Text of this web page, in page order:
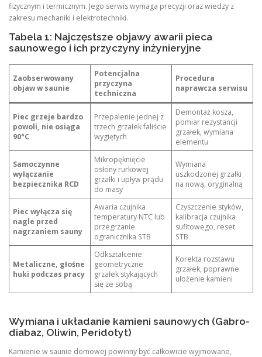
fizycznym i termicznym. Jego serwis wymaga precyzji oraz wiedzy z
zakresu mechaniki i elektrotechniki.
Tabela 1: Najczęstsze objawy awarii pieca
saunowego i ich przyczyny inżynieryjne
Zaobserwowany
objaw w saunie
Potencjalna
przyczyna
techniczna
Procedura
naprawcza serwisu
Piec grzeje bardzo
powoli, nie osiąga
90°C
Przepalenie jednej z
trzech grzałek faliście
wygiętych
Demontaż kosza,
pomiar rezystancji
grzałek, wymiana
elementu
Samoczynne
wyłączanie
bezpiecznika RCD
Mikropęknięcie
osłony rurkowej
grzałki i upływ prądu
do masy
Wymiana
uszkodzonej grzałki
na nową, oryginalną
Piec wyłącza się
nagle przed
nagrzaniem sauny
Awaria czujnika
temperatury NTC lub
przegrzanie
ogranicznika STB
Czyszczenie styków,
kalibracja czujnika
sufitowego, reset
STB
Metaliczne, głośne
huki podczas pracy
Odkształcenie
geometryczne
grzałek stykających
się ze sobą
Korekta rozstawu
grzałek, poprawne
ułożenie kamieni
Wymiana i układanie kamieni saunowych (Gabro-
diabaz, Oliwin, Peridotyt)
Kamienie w saunie domowej powinny być całkowicie wyjmowane,